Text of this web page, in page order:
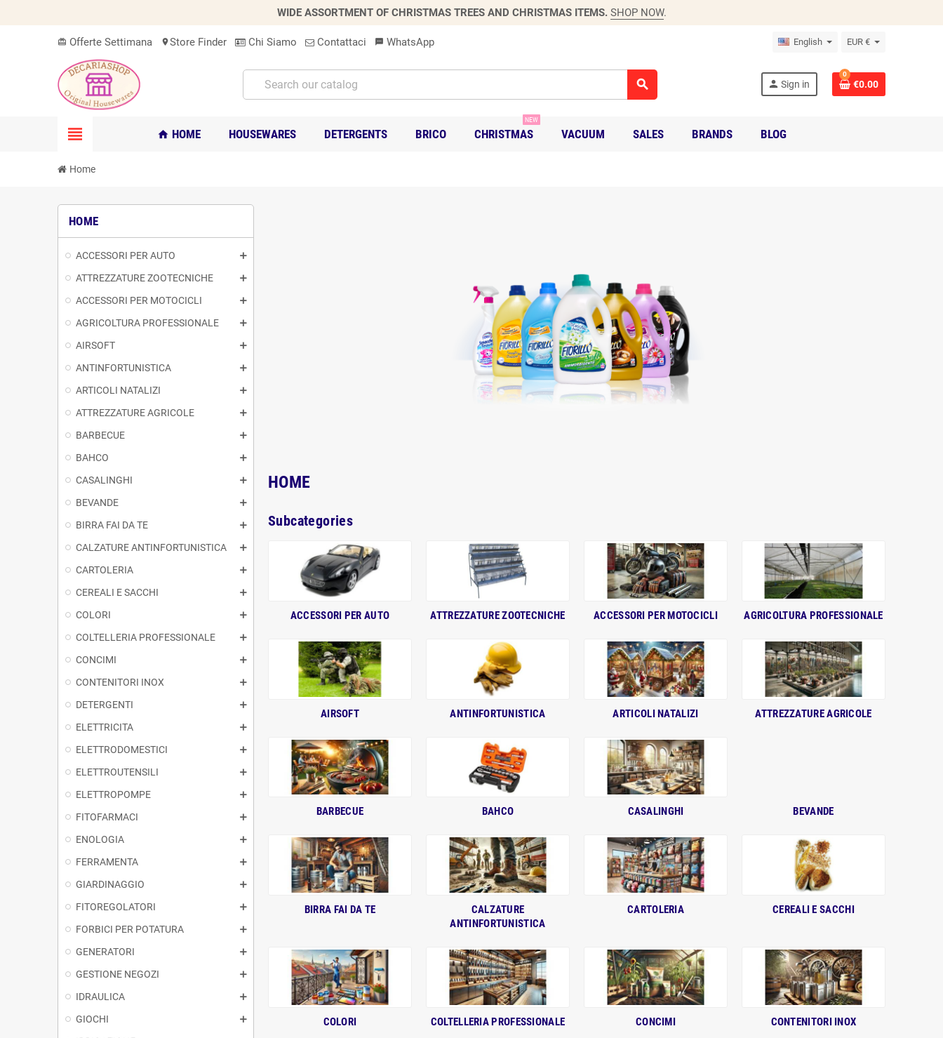
WIDE ASSORTMENT OF CHRISTMAS TREES AND CHRISTMAS ITEMS. SHOP NOW.
card_giftcard Offerte Settimana location_onStore Finder Chi Siamo Contattaci sms WhatsApp English EUR €
search person Sign in
0
€0.00
view_headline home HOME HOUSEWARES DETERGENTS BRICO CHRISTMAS
NEW
VACUUM SALES BRANDS BLOG
Home
HOME
ACCESSORI PER AUTO
ATTREZZATURE ZOOTECNICHE
ACCESSORI PER MOTOCICLI
AGRICOLTURA PROFESSIONALE
AIRSOFT
ANTINFORTUNISTICA
ARTICOLI NATALIZI
ATTREZZATURE AGRICOLE
BARBECUE
BAHCO
CASALINGHI
BEVANDE
BIRRA FAI DA TE
CALZATURE ANTINFORTUNISTICA
CARTOLERIA
CEREALI E SACCHI
COLORI
COLTELLERIA PROFESSIONALE
CONCIMI
CONTENITORI INOX
DETERGENTI
ELETTRICITA
ELETTRODOMESTICI
ELETTROUTENSILI
ELETTROPOMPE
FITOFARMACI
ENOLOGIA
FERRAMENTA
GIARDINAGGIO
FITOREGOLATORI
FORBICI PER POTATURA
GENERATORI
GESTIONE NEGOZI
IDRAULICA
GIOCHI
HOME
Subcategories
ACCESSORI PER AUTO ATTREZZATURE ZOOTECNICHE ACCESSORI PER MOTOCICLI AGRICOLTURA PROFESSIONALE
AIRSOFT ANTINFORTUNISTICA ARTICOLI NATALIZI ATTREZZATURE AGRICOLE
BARBECUE BAHCO CASALINGHI BEVANDE
BIRRA FAI DA TE
CALZATURE
ANTINFORTUNISTICA
CARTOLERIA CEREALI E SACCHI
COLORI COLTELLERIA PROFESSIONALE CONCIMI CONTENITORI INOX